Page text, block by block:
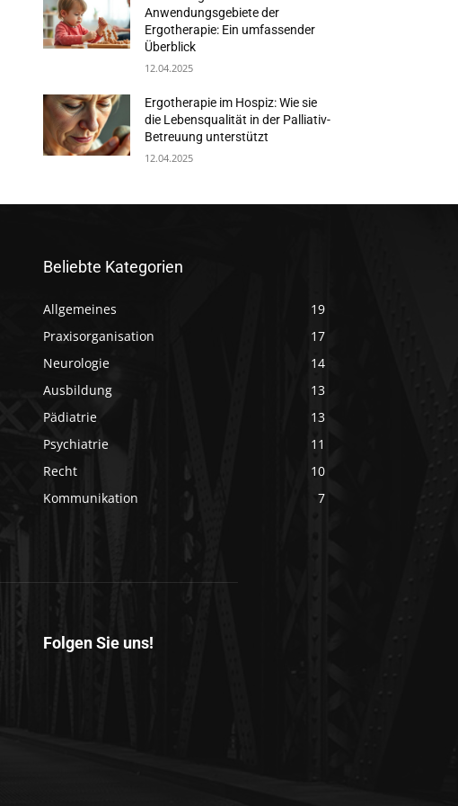
Anwendungsgebiete der
Ergotherapie: Ein umfassender
Überblick
12.04.2025
Ergotherapie im Hospiz: Wie sie
die Lebensqualität in der Palliativ-
Betreuung unterstützt
12.04.2025
Beliebte Kategorien
Allgemeines
19
Praxisorganisation
17
Neurologie
14
Ausbildung
13
Pädiatrie
13
Psychiatrie
11
Recht
10
Kommunikation
7
Folgen Sie uns!